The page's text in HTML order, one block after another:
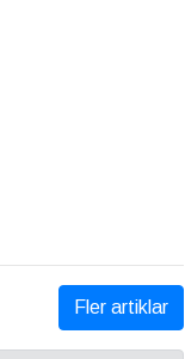
Fler artiklar